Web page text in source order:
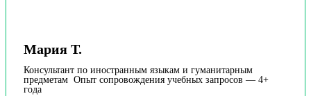
Мария Т.
Консультант по иностранным языкам и гуманитарным
предметам Опыт сопровождения учебных запросов — 4+
года